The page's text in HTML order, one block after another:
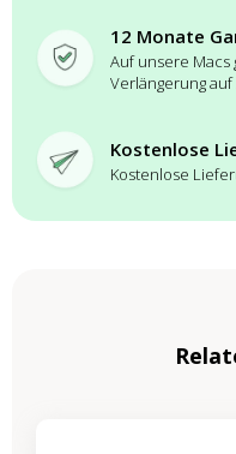
12 Monate
Auf unsere Macs
Verlängerung auf
Kostenlose
Kostenlose